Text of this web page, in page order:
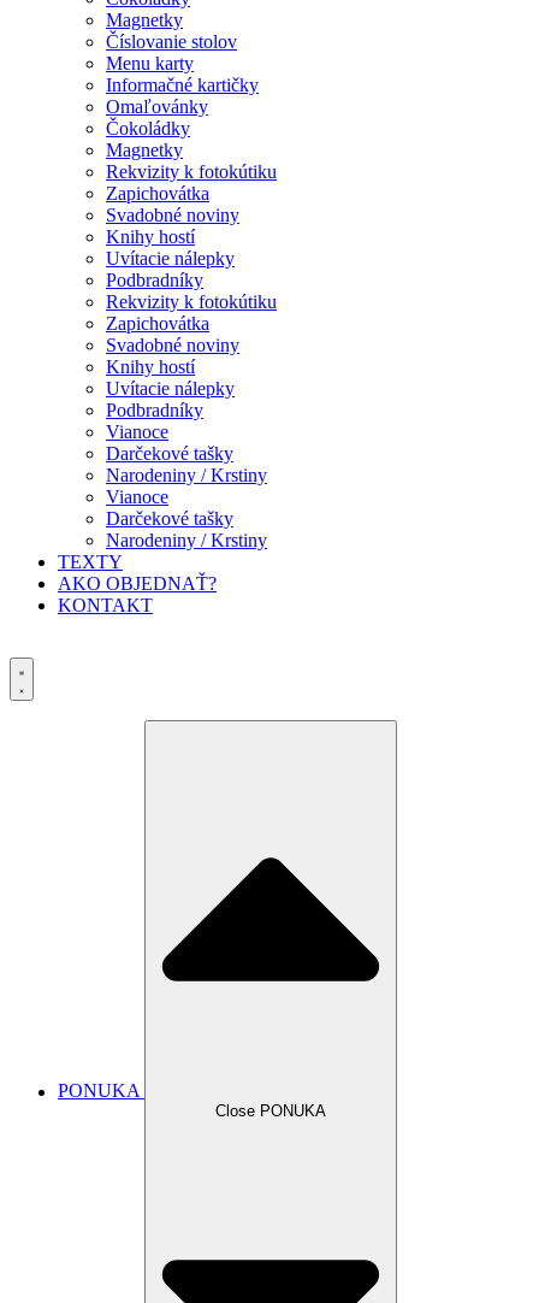
Magnetky
Číslovanie stolov
Menu karty
Informačné kartičky
Omaľovánky
Čokoládky
Magnetky
Rekvizity k fotokútiku
Zapichovátka
Svadobné noviny
Knihy hostí
Uvítacie nálepky
Podbradníky
Rekvizity k fotokútiku
Zapichovátka
Svadobné noviny
Knihy hostí
Uvítacie nálepky
Podbradníky
Vianoce
Darčekové tašky
Narodeniny / Krstiny
Vianoce
Darčekové tašky
Narodeniny / Krstiny
TEXTY
AKO OBJEDNAŤ?
KONTAKT
PONUKA
Close PONUKA